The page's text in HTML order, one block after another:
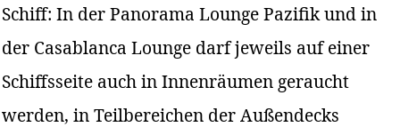
Schiff: In der Panorama Lounge Pazifik und in
der Casablanca Lounge darf jeweils auf einer
Schiffsseite auch in Innenräumen geraucht
werden, in Teilbereichen der Außendecks